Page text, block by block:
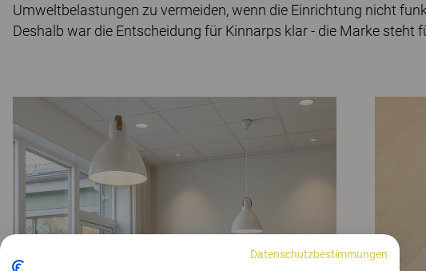
Umweltbelastungen zu vermeiden, wenn die Einrichtung nicht
Deshalb war die Entscheidung für Kinnarps klar - die Marke
Datenschutzbestimmungen